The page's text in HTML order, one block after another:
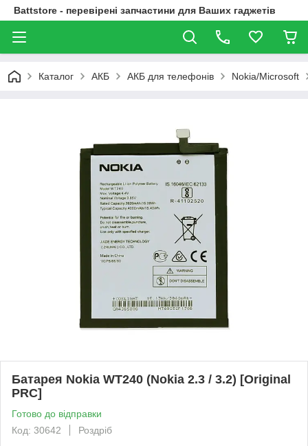
Battstore - перевірені запчастини для Ваших гаджетів
Каталог АКБ АКБ для телефонів Nokia/Microsoft
Батарея Nokia WT240 (Nokia 2.3 / 3.2) [Original
PRC]
Готово до відправки
Код: 30642
Роздріб